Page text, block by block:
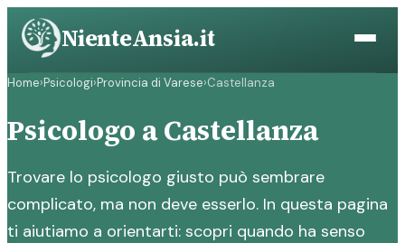
Vai
contenuto
NienteAnsia.it
Home›Psicologi›Provincia di Varese›Castellanza
Psicologo a Castellanza
Trovare lo psicologo giusto può sembrare
complicato, ma non deve esserlo. In questa pagina
ti aiutiamo a orientarti: scopri quando ha senso